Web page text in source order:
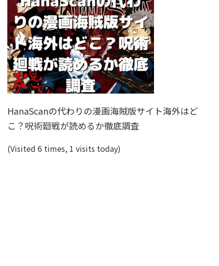
HanaScanの代わりの漫画海賊版サイト海外はど
こ？呪術廻戦が読めるか徹底調査
(Visited 6 times, 1 visits today)